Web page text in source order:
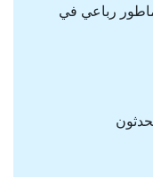
رباعي في